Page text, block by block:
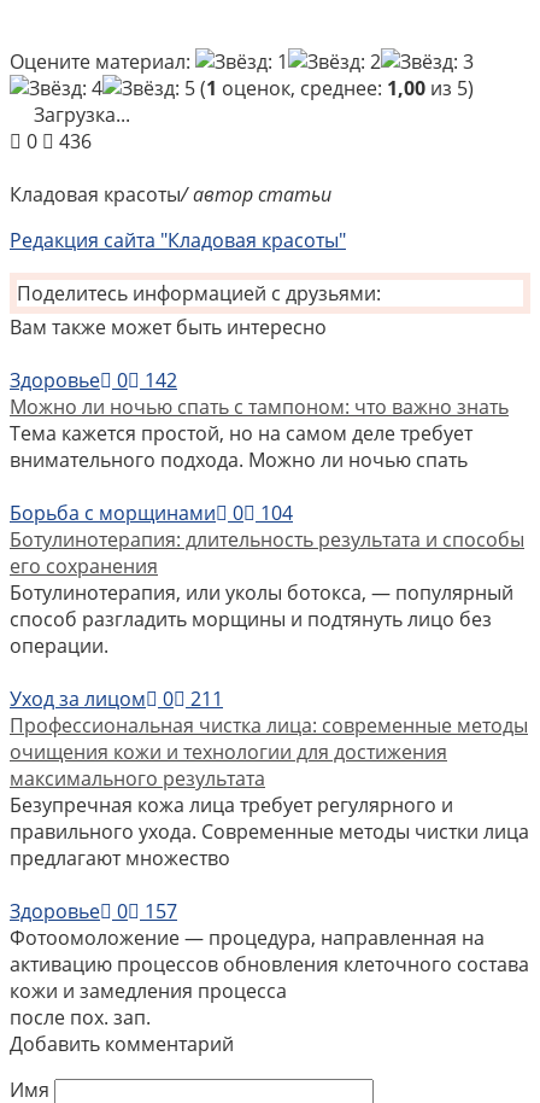
Оцените материал:
(1 оценок, среднее: 1,00 из 5)
Загрузка...
0
436
Кладовая красоты/ автор статьи
Редакция сайта "Кладовая красоты"
Поделитесь информацией с друзьями:
Вам также может быть интересно
Здоровье
0
142
Можно ли ночью спать с тампоном: что важно знать
Тема кажется простой, но на самом деле требует
внимательного подхода. Можно ли ночью спать
Борьба с морщинами
0
104
Ботулинотерапия: длительность результата и способы
его сохранения
Ботулинотерапия, или уколы ботокса, — популярный
способ разгладить морщины и подтянуть лицо без
операции.
Уход за лицом
0
211
Профессиональная чистка лица: современные методы
очищения кожи и технологии для достижения
максимального результата
Безупречная кожа лица требует регулярного и
правильного ухода. Современные методы чистки лица
предлагают множество
Здоровье
0
157
Фотоомоложение — процедура, направленная на
активацию процессов обновления клеточного состава
кожи и замедления процесса
после пох. зап.
Добавить комментарий
Имя